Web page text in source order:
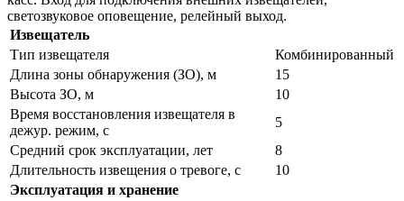
светозвуковое оповещение, релейный выход.
Извещатель
Тип извещателя
Комбинированный
Длина зоны обнаружения (ЗО), м
15
Высота ЗО, м
10
Время восстановления извещателя в
дежур. режим, с
5
Средний срок эксплуатации, лет
8
Длительность извещения о тревоге, с
10
Эксплуатация и хранение